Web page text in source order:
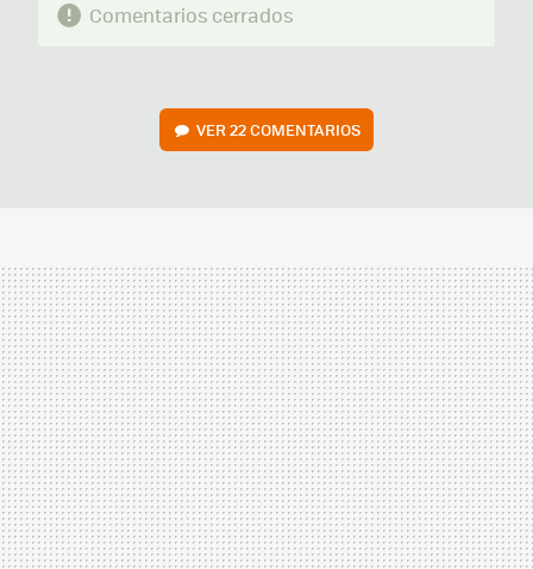
Comentarios cerrados
VER22 COMENTARIOS